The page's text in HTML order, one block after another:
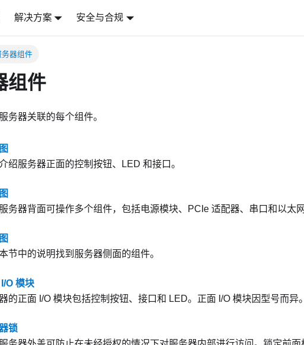
解决方案 安全与合规
务器组件
组件
务器关联的每个组件。
绍服务器正面的控制按钮、LED 和接口。
务器背面可操作多个组件，包括电源模块、PCIe 适配器、串口和以太网
节中的说明找到服务器侧面的组件。
O 模块
的正面 I/O 模块包括控制按钮、接口和 LED。正面 I/O 模块因型号而异。
锁